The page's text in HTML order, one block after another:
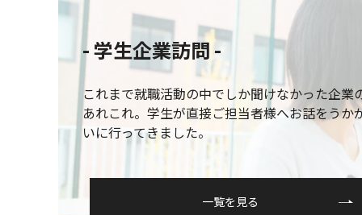
- 学⽣企業訪問 -
これまで就職活動の中でしか聞けなかった企業
あれこれ。学生が直接ご担当者様へお話をうか
いに行ってきました。
一覧を見る